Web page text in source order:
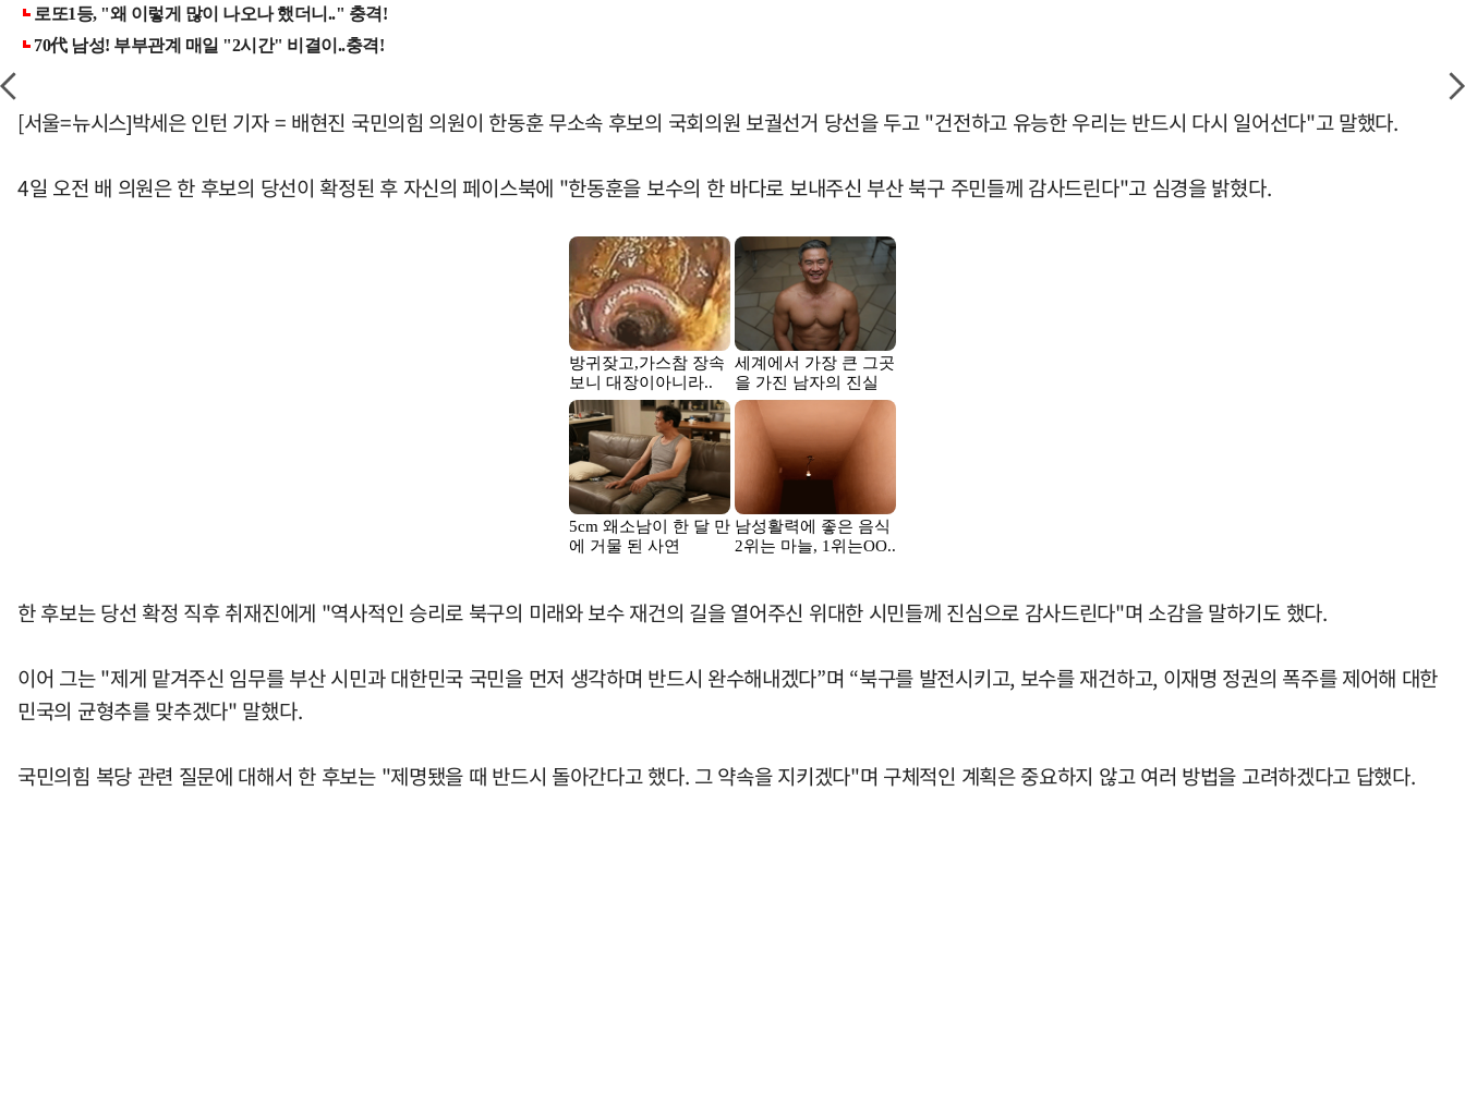
[서울=뉴시스]박세은 인턴 기자 = 배현진 국민의힘 의원이 한동훈 무소속 후보의 국회의원 보궐선거 당선을 두고 "건전하고 유능한 우리는 반드시 다시 일어선다"고 말했다.
4일 오전 배 의원은 한 후보의 당선이 확정된 후 자신의 페이스북에 "한동훈을 보수의 한 바다로 보내주신 부산 북구 주민들께 감사드린다"고 심경을 밝혔다.
한 후보는 당선 확정 직후 취재진에게 "역사적인 승리로 북구의 미래와 보수 재건의 길을 열어주신 위대한 시민들께 진심으로 감사드린다"며 소감을 말하기도 했다.
이어 그는 "제게 맡겨주신 임무를 부산 시민과 대한민국 국민을 먼저 생각하며 반드시 완수해내겠다”며 “북구를 발전시키고, 보수를 재건하고, 이재명 정권의 폭주를 제어해 대한
민국의 균형추를 맞추겠다" 말했다.
국민의힘 복당 관련 질문에 대해서 한 후보는 "제명됐을 때 반드시 돌아간다고 했다. 그 약속을 지키겠다"며 구체적인 계획은 중요하지 않고 여러 방법을 고려하겠다고 답했다.